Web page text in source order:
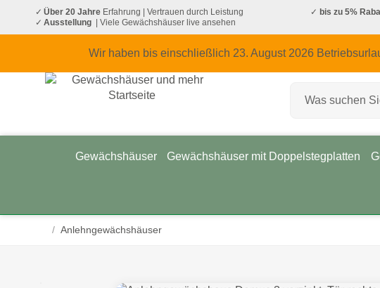
Über 20 Jahre Erfahrung | Vertrauen durch Leistung bis zu 5%
Ausstellung | Viele Gewächshäuser live ansehen
Wir haben bis einschließlich 23. August 2026
Gewächshäuser Gewächshäuser mit Doppelstegplatten
/ Anlehngewächshäuser